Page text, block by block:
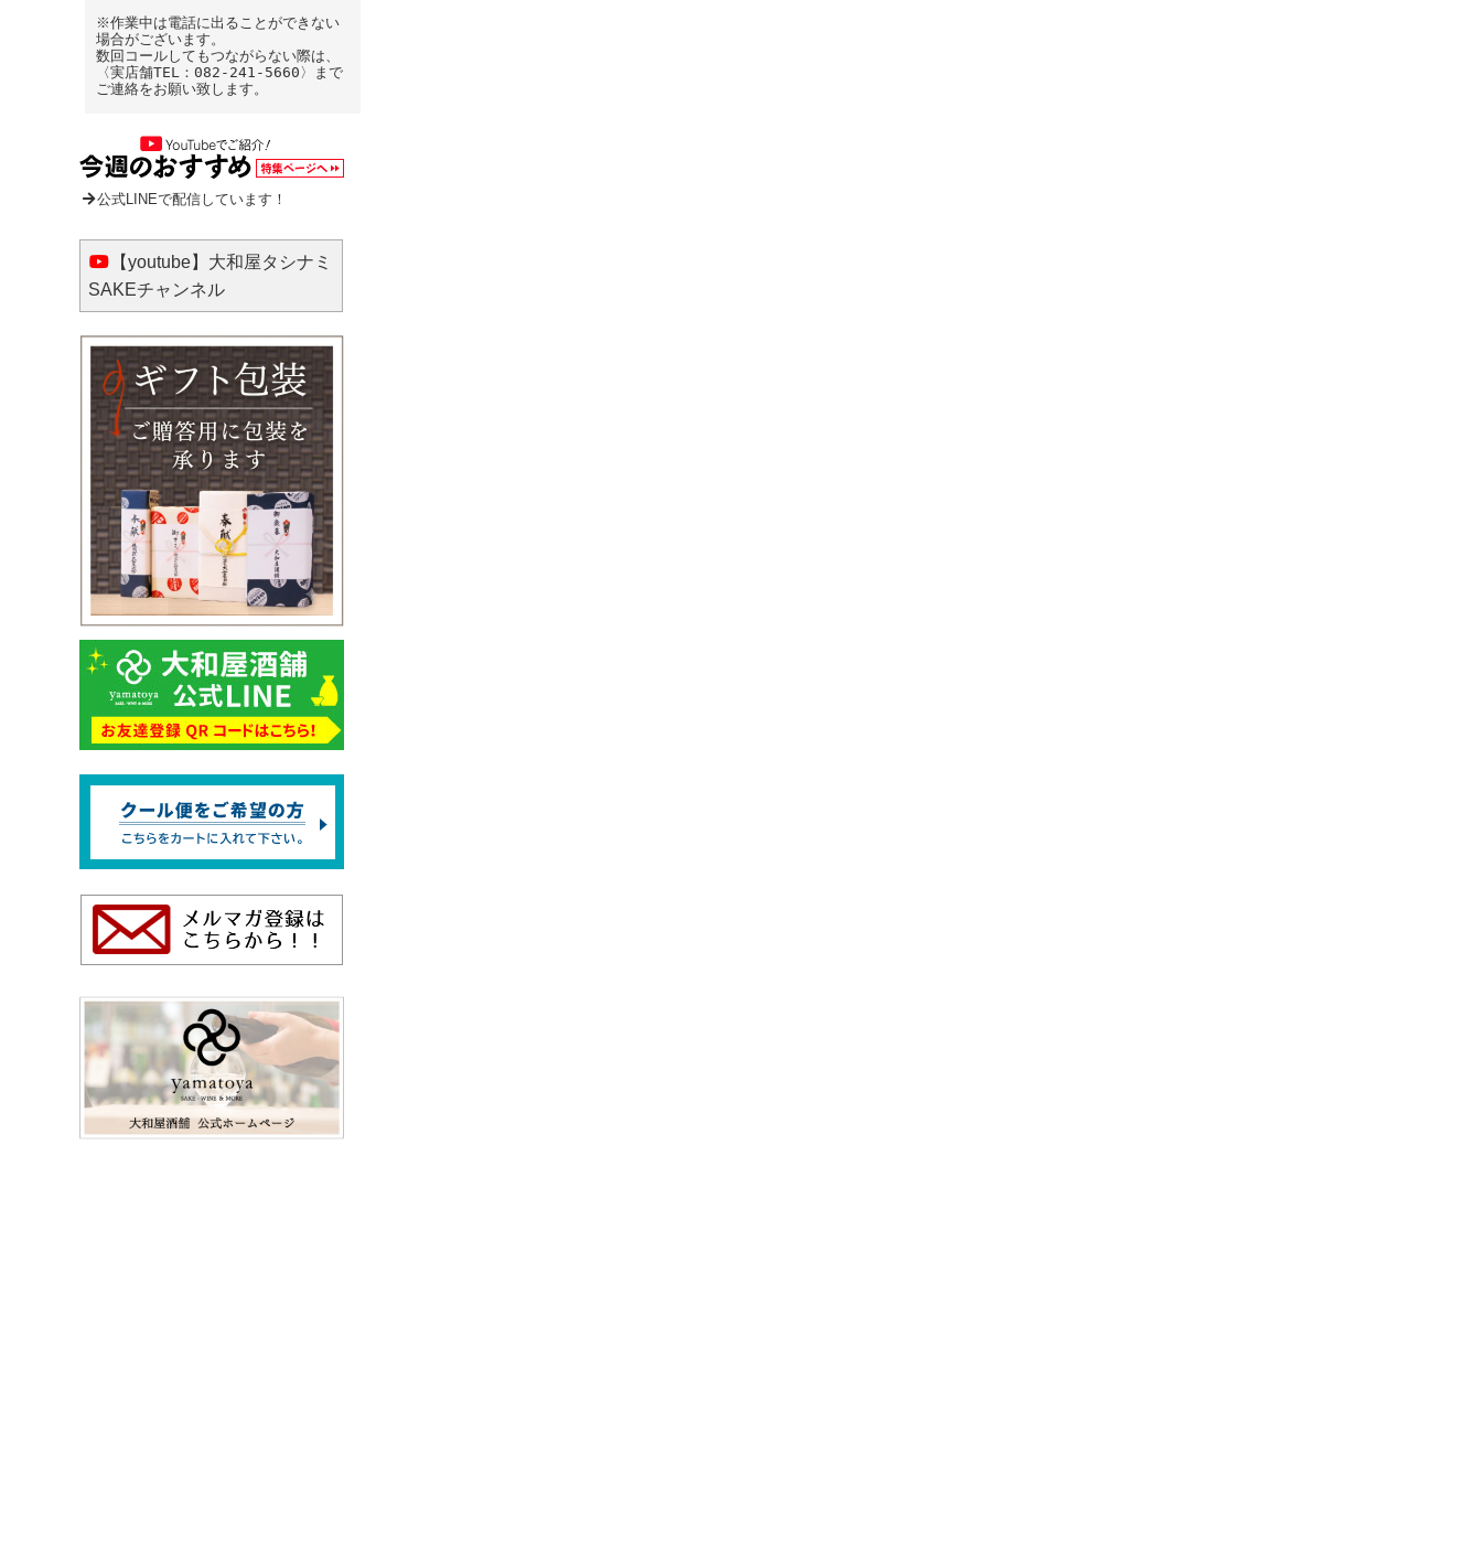
※作業中は電話に出ることができない
場合がございます。
数回コールしてもつながらない際は、
〈実店舗TEL：082-241-5660〉まで
ご連絡をお願い致します。
公式LINEで配信しています！
【youtube】大和屋タシナミ
SAKEチャンネル